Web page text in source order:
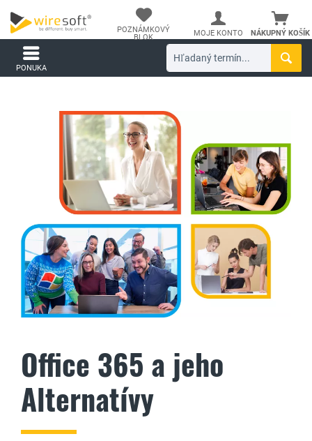
NÁKUPNÝ KOŠÍK
POZNÁMKOVÝ
BLOK
MOJE KONTO
PONUKA
Office 365 a jeho
Alternatívy